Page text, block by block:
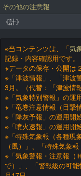
その他の注意報
《計》
※当コンテンツは、「気
記録・内容確認用です。
※データの保存・公開は
※「津波情報」、「津波
3月。（代替：「津波情
※「気象特別警報」の運
※「竜巻注意情報（目撃
※「降灰予報」の運用開
※「噴火速報」の運用開
※「特殊気象報（各種現
（風）」、「特殊気象
※「気象警報・注意報（
で）」、「警報級の可